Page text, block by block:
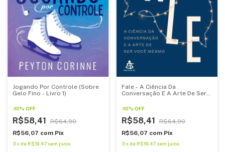
Jogando Por Controle (Sobre
Gelo Fino - Livro 1)
-10% OFF
R$58,41
R$64,90
R$56,07 com Pix
3x de R$19,47 sem juros
Fale - A Ciência Da
Conversação E A Arte De Ser
-10% OFF
R$58,41
R$64,90
R$56,07 com Pix
3 x de R$19,47 sem juros